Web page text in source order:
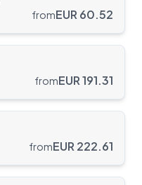
fromEUR 60.52
fromEUR191.31
fromEUR 222.61